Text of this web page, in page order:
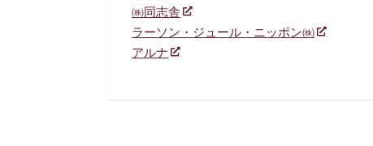
㈱同志舎
ラーソン・ジュール・ニッポン㈱
アルナ